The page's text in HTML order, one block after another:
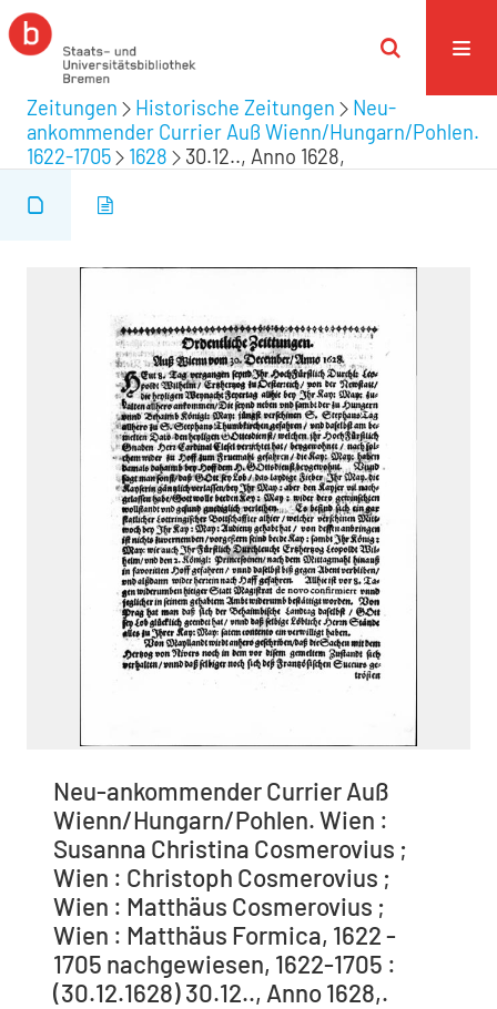
Zeitungen Historische Zeitungen
Neu-
ankommender Currier Auß Wienn/Hungarn/Pohlen.
1622-1705
1628 30.12.., Anno 1628,
Neu-ankommender Currier Auß
Wienn/Hungarn/Pohlen. Wien :
Susanna Christina Cosmerovius ;
Wien : Christoph Cosmerovius ;
Wien : Matthäus Cosmerovius ;
Wien : Matthäus Formica, 1622 -
1705 nachgewiesen, 1622-1705 :
(30.12.1628) 30.12.., Anno 1628,.